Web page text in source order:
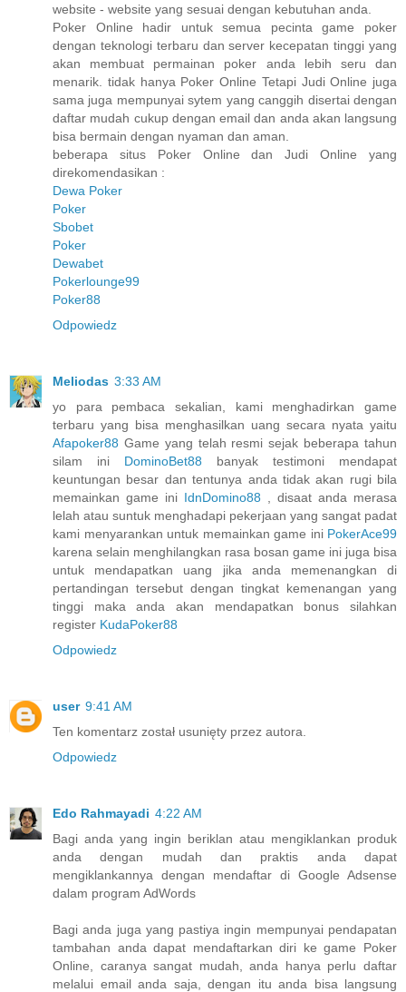
website - website yang sesuai dengan kebutuhan anda.
Poker Online hadir untuk semua pecinta game poker
dengan teknologi terbaru dan server kecepatan tinggi yang
akan membuat permainan poker anda lebih seru dan
menarik. tidak hanya Poker Online Tetapi Judi Online juga
sama juga mempunyai sytem yang canggih disertai dengan
daftar mudah cukup dengan email dan anda akan langsung
bisa bermain dengan nyaman dan aman.
beberapa situs Poker Online dan Judi Online yang
direkomendasikan :
Dewa Poker
Poker
Sbobet
Poker
Dewabet
Pokerlounge99
Poker88
Odpowiedz
Meliodas 3:33 AM
yo para pembaca sekalian, kami menghadirkan game
terbaru yang bisa menghasilkan uang secara nyata yaitu
Afapoker88 Game yang telah resmi sejak beberapa tahun
silam ini DominoBet88 banyak testimoni mendapat
keuntungan besar dan tentunya anda tidak akan rugi bila
memainkan game ini IdnDomino88 , disaat anda merasa
lelah atau suntuk menghadapi pekerjaan yang sangat padat
kami menyarankan untuk memainkan game ini PokerAce99
karena selain menghilangkan rasa bosan game ini juga bisa
untuk mendapatkan uang jika anda memenangkan di
pertandingan tersebut dengan tingkat kemenangan yang
tinggi maka anda akan mendapatkan bonus silahkan
register KudaPoker88
Odpowiedz
user 9:41 AM
Ten komentarz został usunięty przez autora.
Odpowiedz
Edo Rahmayadi 4:22 AM
Bagi anda yang ingin beriklan atau mengiklankan produk
anda dengan mudah dan praktis anda dapat
mengiklankannya dengan mendaftar di Google Adsense
dalam program AdWords
Bagi anda juga yang pastiya ingin mempunyai pendapatan
tambahan anda dapat mendaftarkan diri ke game Poker
Online, caranya sangat mudah, anda hanya perlu daftar
melalui email anda saja, dengan itu anda bisa langsung